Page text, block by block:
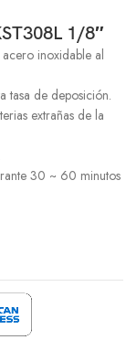
1/8″
inoxidable al
tasa de deposición.
extrañas de la
30 ~ 60 minutos